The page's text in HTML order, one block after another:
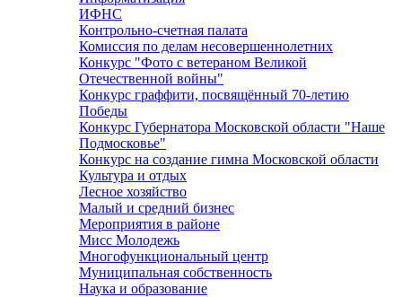
ИФНС
Контрольно-счетная палата
Комиссия по делам несовершеннолетних
Конкурс "Фото с ветераном Великой
Отечественной войны"
Конкурс граффити, посвящённый 70-летию
Победы
Конкурс Губернатора Московской области "Наше
Подмосковье"
Конкурс на создание гимна Московской области
Культура и отдых
Лесное хозяйство
Малый и средний бизнес
Мероприятия в районе
Мисс Молодежь
Многофункциональный центр
Муниципальная собственность
Наука и образование